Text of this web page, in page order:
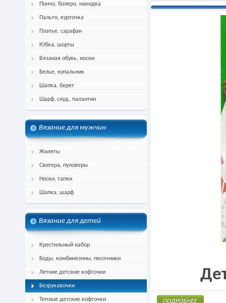
Пончо, болеро, накидка
Пальто, курточка
Платье, сарафан
Юбка, шорты
Вязаная обувь, носки
Белье, купальник
Шапка, берет
Шарф, снуд, палантин
Вязание для мужчин
Жилеты
Свитера, пуловеры
Носки, тапки
Шапка, шарф
Вязание для детей
Крестильный набор
Боды, комбинезоны, песочники
Летние детские кофточки
Безрукавочки
Теплые детские кофточки